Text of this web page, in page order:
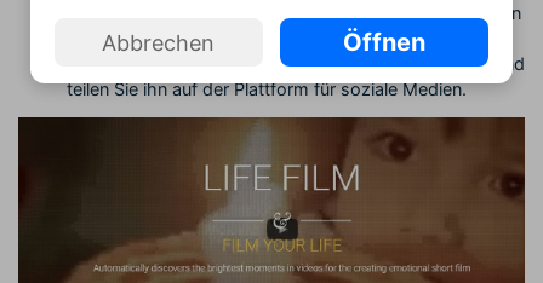
Editor das Video automatisch bearbeitet, um die besten
Momente hervorzuheben.
Erstellen Sie einen Film innerhalb von 20-30 Minuten und
teilen Sie ihn auf der Plattform für soziale Medien.
Abbrechen Öffnen